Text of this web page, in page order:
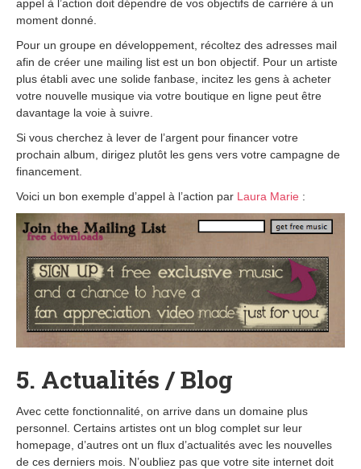
appel à l’action doit dépendre de vos objectifs de carrière à un
moment donné.
Pour un groupe en développement, récoltez des adresses mail
afin de créer une mailing list est un bon objectif. Pour un artiste
plus établi avec une solide fanbase, incitez les gens à acheter
votre nouvelle musique via votre boutique en ligne peut être
davantage la voie à suivre.
Si vous cherchez à lever de l’argent pour financer votre
prochain album, dirigez plutôt les gens vers votre campagne de
financement.
Voici un bon exemple d’appel à l’action par Laura Marie :
5. Actualités / Blog
Avec cette fonctionnalité, on arrive dans un domaine plus
personnel. Certains artistes ont un blog complet sur leur
homepage, d’autres ont un flux d’actualités avec les nouvelles
de ces derniers mois. N’oubliez pas que votre site internet doit